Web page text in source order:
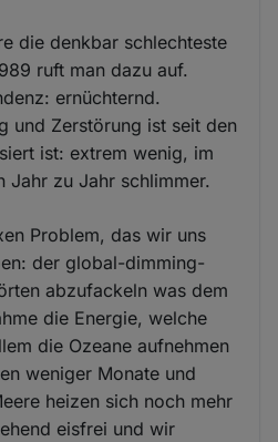
die denkbar schlechteste
ruft man dazu auf.
ernüchternd.
und Zerstörung ist seit den
ist: extrem wenig, im
Jahr zu Jahr schlimmer.
Problem, das wir uns
der global-dimming-
abzufackeln was dem
die Energie, welche
die Ozeane aufnehmen
weniger Monate und
heizen sich noch mehr
eisfrei und wir